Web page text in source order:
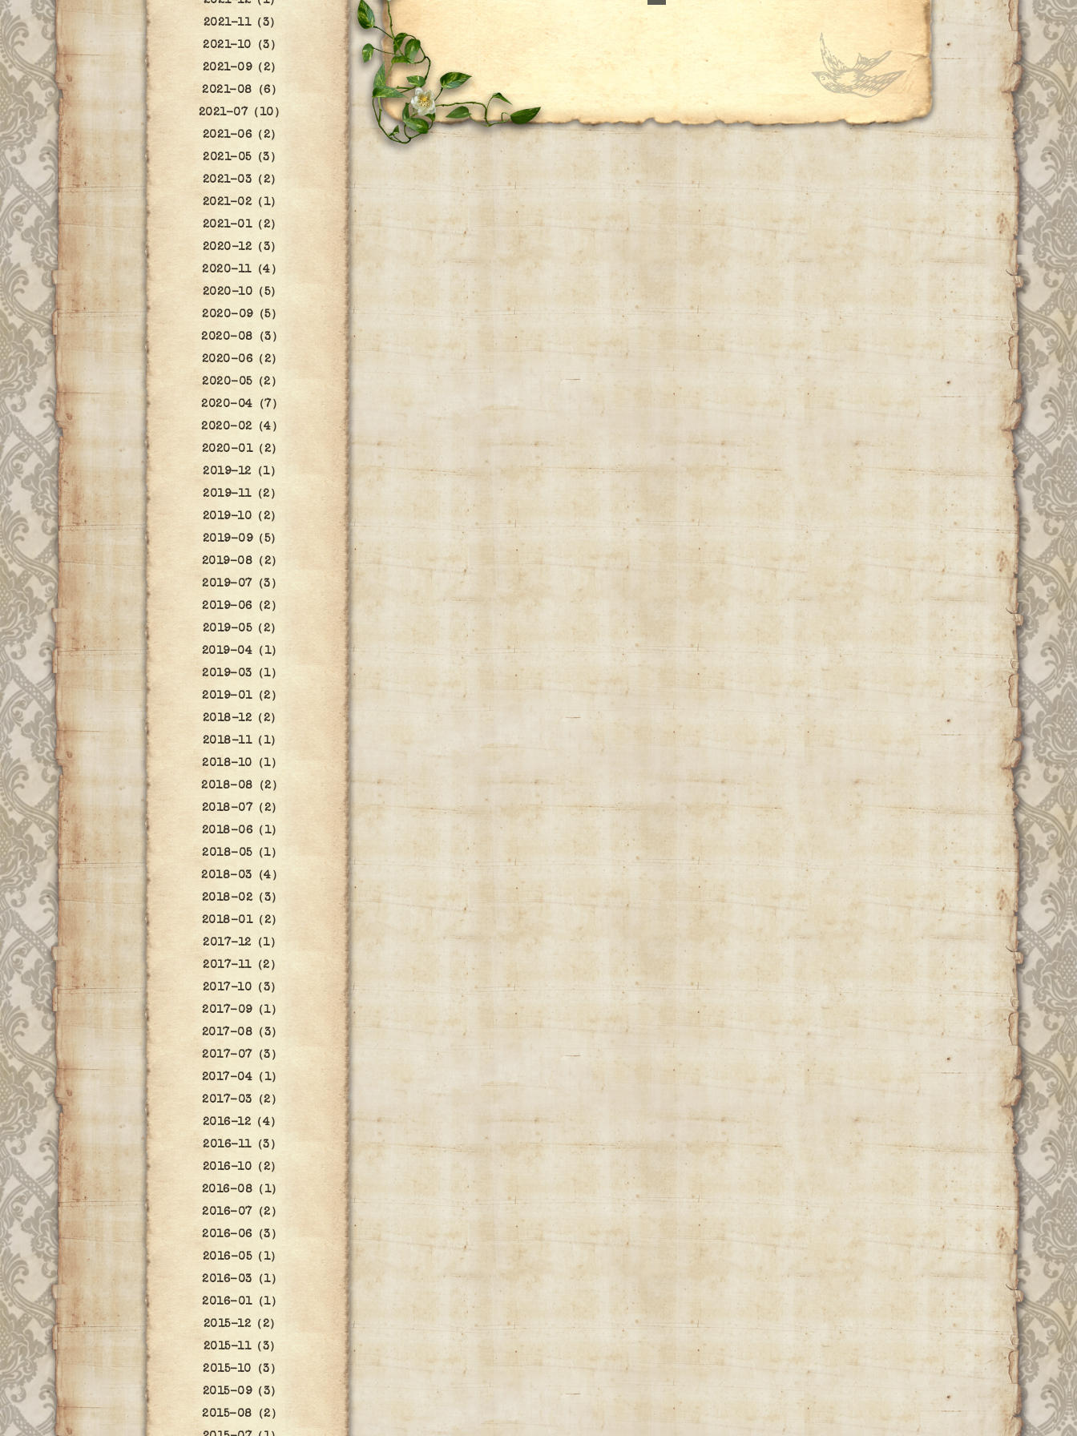
2021-11（3）
2021-10（3）
2021-09（2）
2021-08（6）
2021-07（10）
2021-06（2）
2021-05（3）
2021-03（2）
2021-02（1）
2021-01（2）
2020-12（3）
2020-11（4）
2020-10（5）
2020-09（5）
2020-08（3）
2020-06（2）
2020-05（2）
2020-04（7）
2020-02（4）
2020-01（2）
2019-12（1）
2019-11（2）
2019-10（2）
2019-09（5）
2019-08（2）
2019-07（3）
2019-06（2）
2019-05（2）
2019-04（1）
2019-03（1）
2019-01（2）
2018-12（2）
2018-11（1）
2018-10（1）
2018-08（2）
2018-07（2）
2018-06（1）
2018-05（1）
2018-03（4）
2018-02（3）
2018-01（2）
2017-12（1）
2017-11（2）
2017-10（3）
2017-09（1）
2017-08（3）
2017-07（3）
2017-04（1）
2017-03（2）
2016-12（4）
2016-11（3）
2016-10（2）
2016-08（1）
2016-07（2）
2016-06（3）
2016-05（1）
2016-03（1）
2016-01（1）
2015-12（2）
2015-11（3）
2015-10（3）
2015-09（3）
2015-08（2）